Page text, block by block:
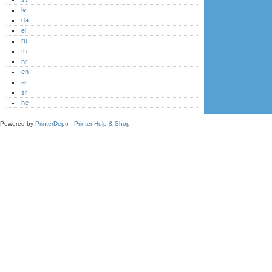
lv
da
el
ru
th
hr
en
ar
sr
he
Powered by PrinterDepo - Printer Help & Shop